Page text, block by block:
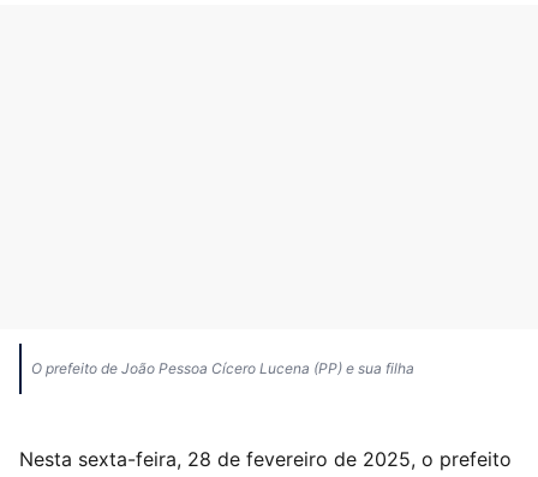
O prefeito de João Pessoa Cícero Lucena (PP) e sua filha
Nesta sexta-feira, 28 de fevereiro de 2025, o prefeito